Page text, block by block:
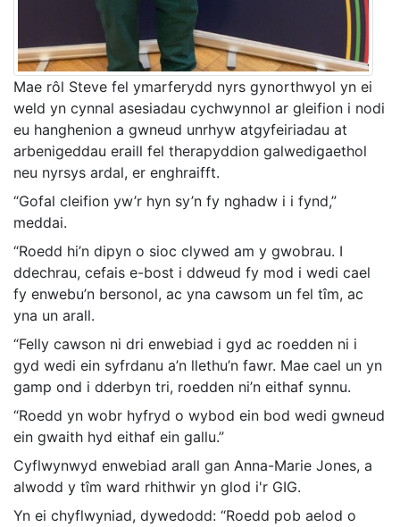
Mae rôl Steve fel ymarferydd nyrs gynorthwyol yn ei
weld yn cynnal asesiadau cychwynnol ar gleifion i nodi
eu hanghenion a gwneud unrhyw atgyfeiriadau at
arbenigeddau eraill fel therapyddion galwedigaethol
neu nyrsys ardal, er enghraifft.
“Gofal cleifion yw’r hyn sy’n fy nghadw i i fynd,”
meddai.
“Roedd hi’n dipyn o sioc clywed am y gwobrau. I
ddechrau, cefais e-bost i ddweud fy mod i wedi cael
fy enwebu’n bersonol, ac yna cawsom un fel tîm, ac
yna un arall.
“Felly cawson ni dri enwebiad i gyd ac roedden ni i
gyd wedi ein syfrdanu a’n llethu’n fawr. Mae cael un yn
gamp ond i dderbyn tri, roedden ni’n eithaf synnu.
“Roedd yn wobr hyfryd o wybod ein bod wedi gwneud
ein gwaith hyd eithaf ein gallu.”
Cyflwynwyd enwebiad arall gan Anna-Marie Jones, a
alwodd y tîm ward rhithwir yn glod i'r GIG.
Yn ei chyflwyniad, dywedodd: “Roedd pob aelod o